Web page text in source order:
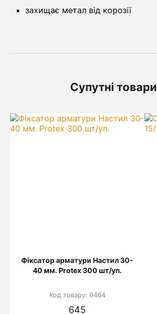
захищає метал від корозії
Супутні товари
Фіксатор арматури Настил 30-
40 мм. Protex 300 шт/уп.
Код товару: 0464
645